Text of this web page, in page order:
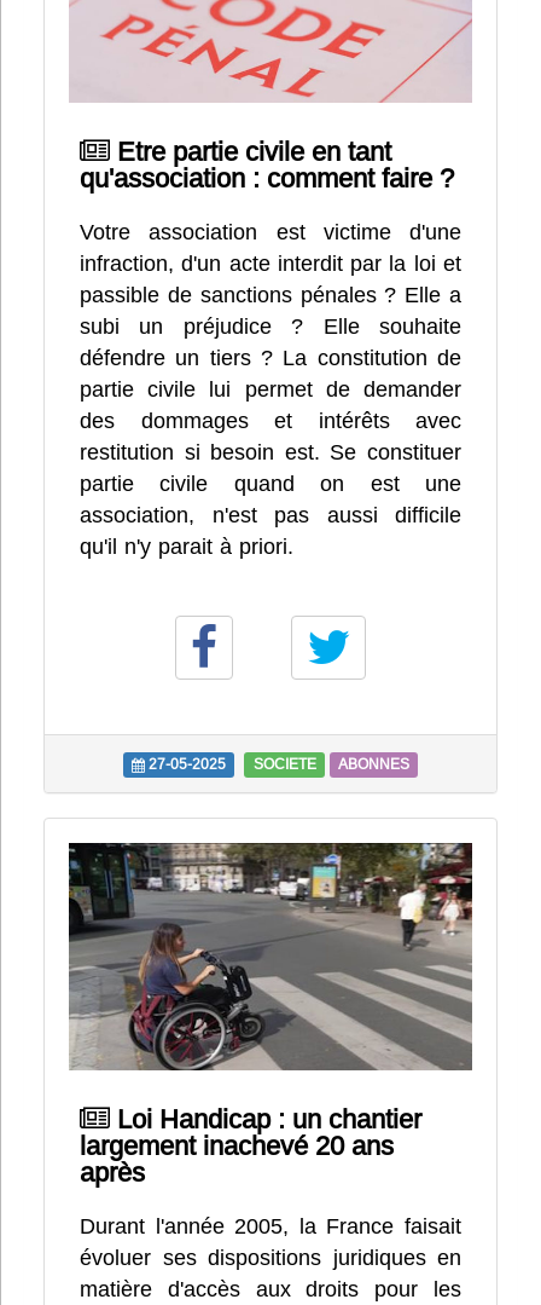
Etre partie civile en tant
qu'association : comment faire ?
Votre association est victime d'une
infraction, d'un acte interdit par la loi et
passible de sanctions pénales ? Elle a
subi un préjudice ? Elle souhaite
défendre un tiers ? La constitution de
partie civile lui permet de demander
des dommages et intérêts avec
restitution si besoin est. Se constituer
partie civile quand on est une
association, n'est pas aussi difficile
qu'il n'y parait à priori.
27-05-2025 SOCIETE ABONNES
Loi Handicap : un chantier
largement inachevé 20 ans
après
Durant l'année 2005, la France faisait
évoluer ses dispositions juridiques en
matière d'accès aux droits pour les